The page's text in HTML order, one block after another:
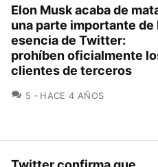
Elon Musk acaba de
una parte importante de
esencia de Twitter:
prohíben oficialmente
clientes de terceros
5 COMENTARIOS
HACE 4 AÑOS